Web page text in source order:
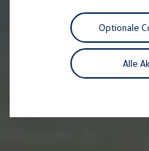
California App
California
Übernachten im
Unternehmen
Karriere
Nachhaltigkeit
Alle
Optionale